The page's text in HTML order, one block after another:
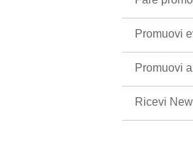
Promuovi
Promuovi
Ricevi